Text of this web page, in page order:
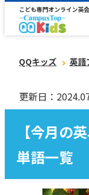
こども専門オンライン英
QQキッズ 英語
更新日：
【今月の
単語一覧